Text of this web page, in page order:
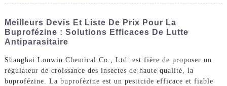
Meilleurs Devis Et Liste De Prix Pour La
Buprofézine : Solutions Efficaces De Lutte
Antiparasitaire
Shanghai Lonwin Chemical Co., Ltd. est fière de proposer un
régulateur de croissance des insectes de haute qualité, la
buprofézine. La buprofézine est un pesticide efficace et fiable